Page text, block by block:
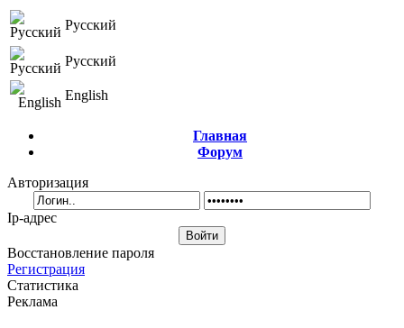
Русский
Русский
English
Главная
Форум
Авторизация
Ip-адрес
Восстановление пароля
Регистрация
Статистика
Реклама